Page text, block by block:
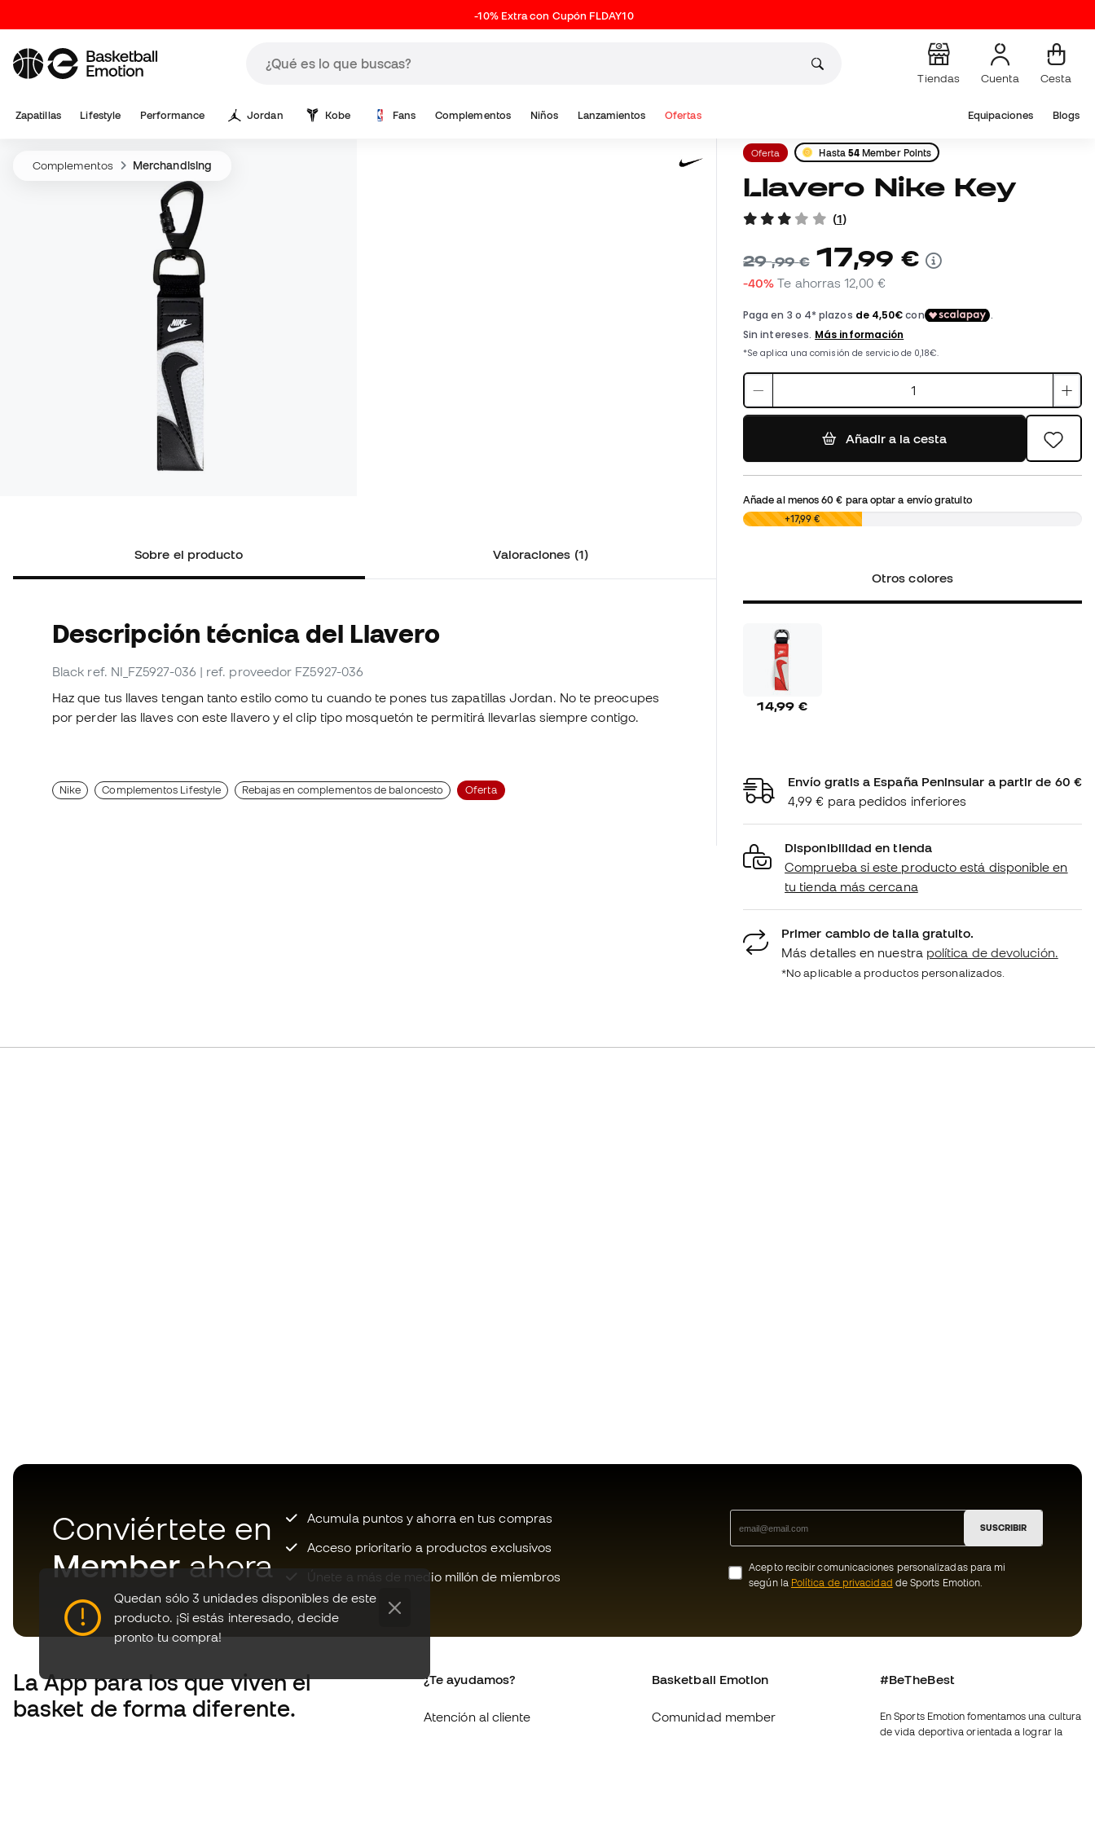
-10% Extra con Cupón FLDAY10
Tiendas Cuenta Cesta
Zapatillas Lifestyle Performance Jordan Kobe Fans Complementos Niños Lanzamientos Ofertas Equipaciones Blogs
Complementos Merchandising
Sobre el producto Valoraciones (1)
Descripción técnica del Llavero
Black ref. NI_FZ5927-036 | ref. proveedor FZ5927-036
Haz que tus llaves tengan tanto estilo como tu cuando te pones tus zapatillas Jordan. No te preocupes
por perder las llaves con este llavero y el clip tipo mosquetón te permitirá llevarlas siempre contigo.
Nike Complementos Lifestyle Rebajas en complementos de baloncesto Oferta
Oferta Hasta 54 Member Points
Llavero Nike Key
(1)
29,99 € 17,99 €
-40% Te ahorras12,00 €
Añadir a la cesta
Añade al menos60 € para optar a envío gratuito
0,00 € +17,99 €
Otros colores
14,99 €
Envío gratis a España Peninsular a partir de 60 €
4,99 € para pedidos inferiores
Disponibilidad en tienda
Comprueba si este producto está disponible en
tu tienda más cercana
Primer cambio de talla gratuito.
Más detalles en nuestra política de devolución.
*No aplicable a productos personalizados.
Quedan sólo 3 unidades disponibles de este
producto. ¡Si estás interesado, decide
pronto tu compra!
Conviértete en
Member ahora
Acumula puntos y ahorra en tus compras
Acceso prioritario a productos exclusivos
Únete a más de medio millón de miembros
SUSCRIBIR
Acepto recibir comunicaciones personalizadas para mi
según la Política de privacidad de Sports Emotion.
La Apppara los que viven el
basket de forma diferente.
¿Te ayudamos?
Atención al cliente
Basketball Emotion
Comunidad member
#BeTheBest
En Sports Emotion fomentamos una cultura
de vida deportiva orientada a lograr la